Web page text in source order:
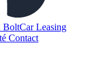
BoltCarLeasing
Contact